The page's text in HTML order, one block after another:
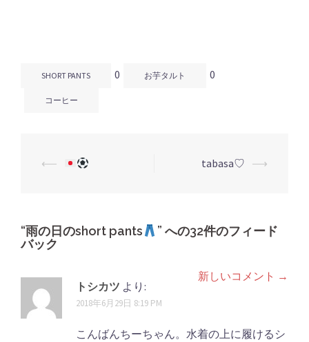
き
ま
い
ウ
す)
き
ま
SHORT PANTS 0 お芋タルト 0
コーヒー
投
ビ
ゲ
ー
シ
ョ
⟵ tabasa♡ ⟶
“雨の日のshort pants
” への32件のフィード
バック
コ
メ
新しいコメント →
トシカツ より:
2018年6月29日 8:19 PM
こんばんちーちゃん。水着の上に履けるシ